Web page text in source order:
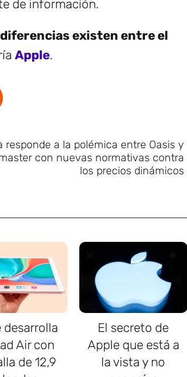
de información.
diferencias existen entre el
Apple.
responde a la polémica entre Oasis y
con nuevas normativas contra
los precios dinámicos
desarrolla
Air con
de 12,9
El secreto de
Apple que está a
la vista y no